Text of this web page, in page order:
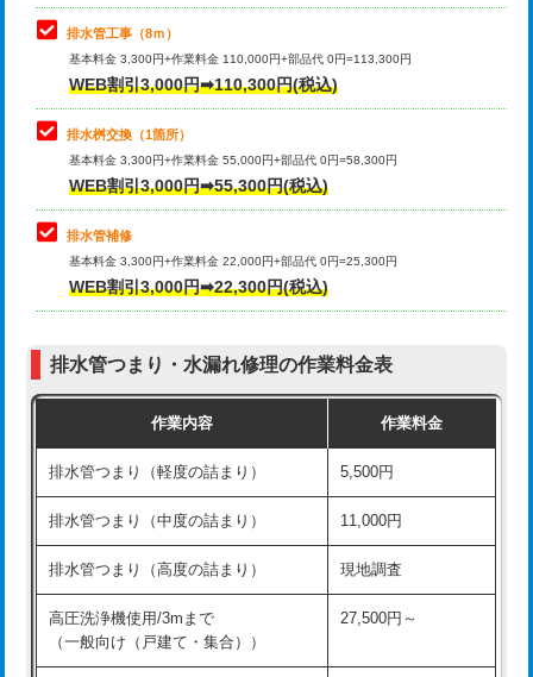
マス交換（深さ50㎝未満）
マス交換（深さ50㎝以上）
コンクリート斫り（厚さ10㎝まで）
コンクリート斫り（厚さ10㎝超え）
モルタル補修（厚さ10㎝まで）
モルタル補修（厚さ10㎝超え）
追加人工 16,500円
現場見積
※給水管工事は20mmまでの価格です。
その他部品の脱着
交換・取付（タンク）
交換・取付(単水栓（壁付・デッキ
式）)
交換・取付(混合水栓（壁付・デッキ
式・ワンホール）)
16,500円+材料費
交換・取付(排水栓・排水トラップ
交換・取付（その他部品） 11,000円+材料費
持込商品取付（単水栓） 13,200円
持込商品取付（混合水栓） 16,500円
持込商品取付（浄水器・分岐水栓） 16,500円
給水管工事※（ホール加工) 16,500円
給水管工事※（バンド止め) 3,300円
給水管工事※（支持金具設置)
排水管工事（8ｍ）
基本料金 3,300円+作業料金 110,000円+部品代 0円=113,300円
WEB割引3,000円➡110,300円(税込)
排水桝交換（1箇所）
基本料金 3,300円+作業料金 55,000円+部品代 0円=58,300円
WEB割引3,000円➡55,300円(税込)
排水管補修
基本料金 3,300円+作業料金 22,000円+部品代 0円=25,300円
WEB割引3,000円➡22,300円(税込)
排水管つまり・水漏れ修理の作業料金表
作業内容 作業料金
排水管つまり（軽度の詰まり） 5,500円
排水管つまり（中度の詰まり） 11,000円
排水管つまり（高度の詰まり） 現地調査
高圧洗浄機使用/3mまで
（一般向け（戸建て・集合））
27,500円～